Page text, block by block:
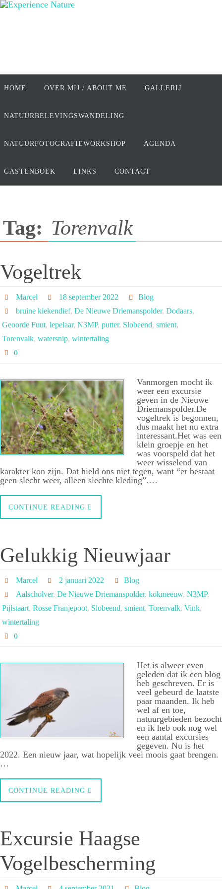
Ga
naar
deHOME OVER MIJ / ABOUT ME GALLERIJ
NATUURBELEVINGSWANDELING
NATUURFOTOGRAFIEWORKSHOP AGENDA
GASTENBOEK LINKS CONTACT
Tag: Torenvalk
Vogeltrek
Marcel 18 september 2022
Blog
bruine kiekendief, De Nieuwe Driemanspolder, Dodaars,
Geoorde Fuut, lepelaar, N3MP, putter, Slobeend, smient,
Torenvalk, watersnip, wintertaling
0
Vanmorgen mocht ik
weer een excursie
geven in de Nieuwe
Driemanspolder.De
vogeltrek is begonnen,
dus maakt het nu extra
interessant.Het was een
klein groepje en het
was voorspeld dat het
weer wisselend van
karakter kon zijn. Dat hield ons niet tegen, want “er bestaat
geen slecht weer, alleen slechte kleding”.…
CONTINUE READING
Gelukkig Nieuwjaar
Marcel 2 januari 2022
Blog
Aalscholver, De Nieuwe Driemanspolder, kokmeeuw, N3MP,
Pijlstaart, Rosse Franjepoot, Slobeend, smient, Torenvalk, Vink,
wintertaling
0
Het is alweer even
geleden dat ik een blog
heb geschreven. Er is
veel gebeurd de laatste
paar maanden. Ik heb
wel af en toe,
natuurgebieden bezocht
en ik heb ook nog wel
een aantal excursies
gegeven. Nu is het
2022. Een nieuw jaar, wat hopelijk veel moois gaat brengen.
…
CONTINUE READING
Excursie Haagse
Vogelbescherming